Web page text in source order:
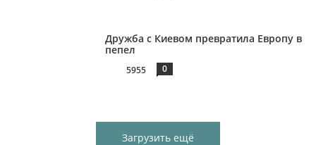
Дружба с Киевом превратила Европу в
пепел
5955 0
Загрузить ещё